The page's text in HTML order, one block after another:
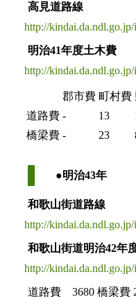
高見道路線
http://
明治41年度土木費
http://
郡市費 町村費
道路費 - 13
橋梁費 - 23
●明治43年
和歌山街道路線
http://
和歌山街道明治42年
http://
道路費 3680 橋梁費